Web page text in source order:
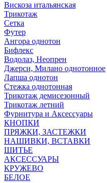
Вискоза итальянская
Трикотаж
Сетка
Футер
Ангора однотон
Бифлекс
Водолаз, Неопрен
Джерси, Милано однотонное
Лапша однотон
Стежка однотонная
Трикотаж демисезонный
Трикотаж летний
Фурнитура и Аксессуары
КНОПКИ
ПРЯЖКИ, ЗАСТЕЖКИ
НАШИВКИ, ВСТАВКИ
ШИТЬЕ
АКСЕССУАРЫ
КРУЖЕВО
БЕЛОЕ